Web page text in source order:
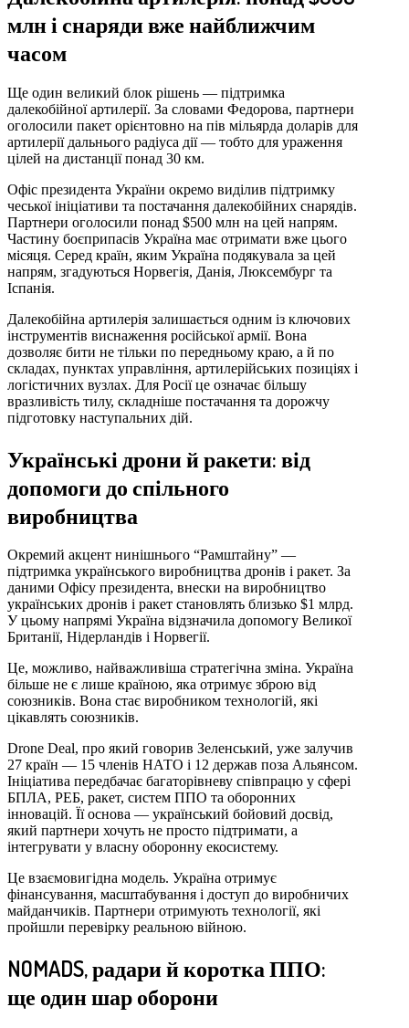
млн і снаряди вже найближчим
часом
Ще один великий блок рішень — підтримка
далекобійної артилерії. За словами Федорова, партнери
оголосили пакет орієнтовно на пів мільярда доларів для
артилерії дальнього радіуса дії — тобто для ураження
цілей на дистанції понад 30 км.
Офіс президента України окремо виділив підтримку
чеської ініціативи та постачання далекобійних снарядів.
Партнери оголосили понад $500 млн на цей напрям.
Частину боєприпасів Україна має отримати вже цього
місяця. Серед країн, яким Україна подякувала за цей
напрям, згадуються Норвегія, Данія, Люксембург та
Іспанія.
Далекобійна артилерія залишається одним із ключових
інструментів виснаження російської армії. Вона
дозволяє бити не тільки по передньому краю, а й по
складах, пунктах управління, артилерійських позиціях і
логістичних вузлах. Для Росії це означає більшу
вразливість тилу, складніше постачання та дорожчу
підготовку наступальних дій.
Українські дрони й ракети: від
допомоги до спільного
виробництва
Окремий акцент нинішнього “Рамштайну” —
підтримка українського виробництва дронів і ракет. За
даними Офісу президента, внески на виробництво
українських дронів і ракет становлять близько $1 млрд.
У цьому напрямі Україна відзначила допомогу Великої
Британії, Нідерландів і Норвегії.
Це, можливо, найважливіша стратегічна зміна. Україна
більше не є лише країною, яка отримує зброю від
союзників. Вона стає виробником технологій, які
цікавлять союзників.
Drone Deal, про який говорив Зеленський, уже залучив
27 країн — 15 членів НАТО і 12 держав поза Альянсом.
Ініціатива передбачає багаторівневу співпрацю у сфері
БПЛА, РЕБ, ракет, систем ППО та оборонних
інновацій. Її основа — український бойовий досвід,
який партнери хочуть не просто підтримати, а
інтегрувати у власну оборонну екосистему.
Це взаємовигідна модель. Україна отримує
фінансування, масштабування і доступ до виробничих
майданчиків. Партнери отримують технології, які
пройшли перевірку реальною війною.
NOMADS, радари й коротка ППО:
ще один шар оборони